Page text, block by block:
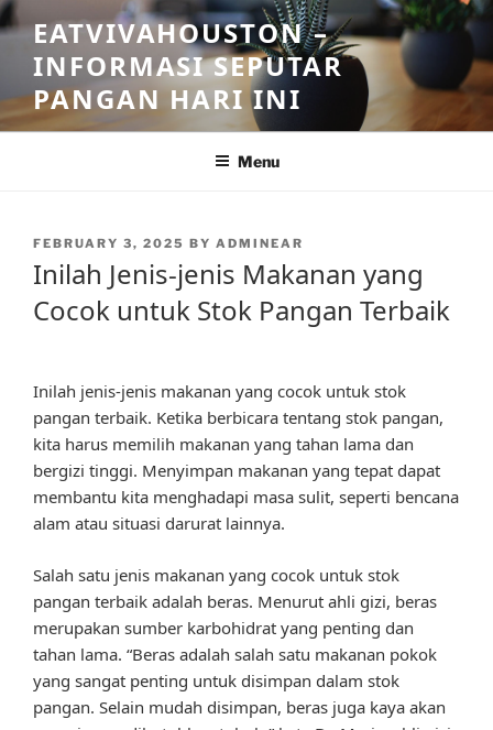
Skip
to
content
EATVIVAHOUSTON –
INFORMASI SEPUTAR
PANGAN HARI INI
Menu
POSTED
FEBRUARY 3, 2025 BY ADMINEAR
Inilah Jenis-jenis Makanan yang
Cocok untuk Stok Pangan Terbaik
Inilah jenis-jenis makanan yang cocok untuk stok
pangan terbaik. Ketika berbicara tentang stok pangan,
kita harus memilih makanan yang tahan lama dan
bergizi tinggi. Menyimpan makanan yang tepat dapat
membantu kita menghadapi masa sulit, seperti bencana
alam atau situasi darurat lainnya.
Salah satu jenis makanan yang cocok untuk stok
pangan terbaik adalah beras. Menurut ahli gizi, beras
merupakan sumber karbohidrat yang penting dan
tahan lama. “Beras adalah salah satu makanan pokok
yang sangat penting untuk disimpan dalam stok
pangan. Selain mudah disimpan, beras juga kaya akan